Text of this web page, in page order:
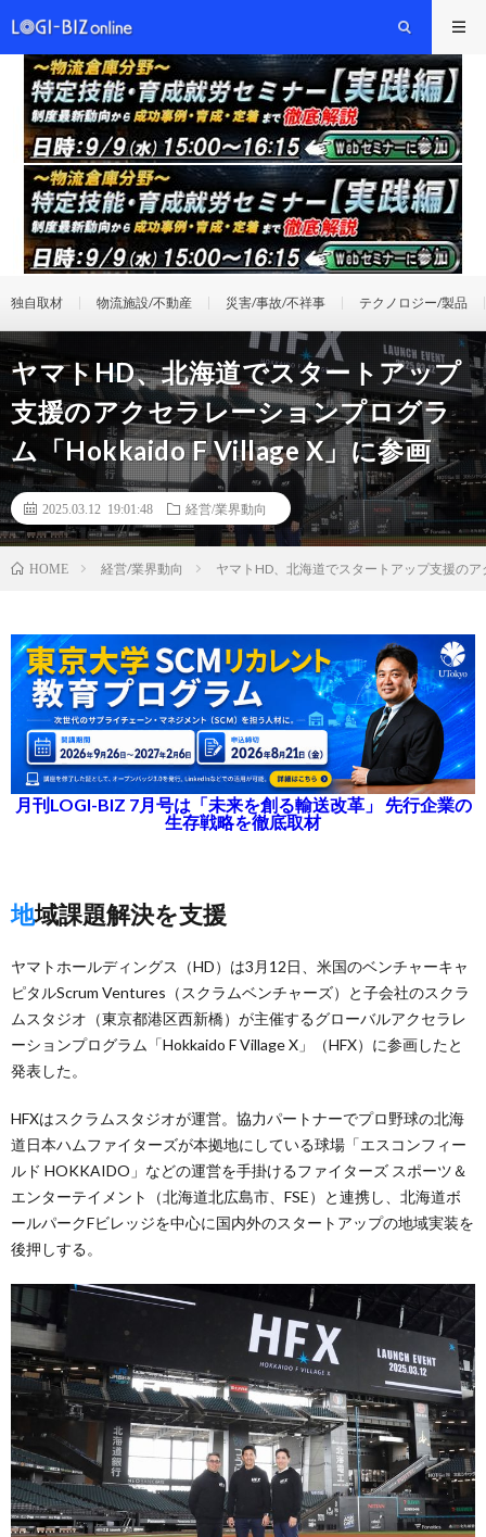
独自取材 物流施設/不動産 災害/事故/不祥事 テクノロジー/製品
ヤマトHD、北海道でスタートアップ
支援のアクセラレーションプログラ
ム「Hokkaido F Village X」に参画
2025.03.12 19:01:48 経営/業界動向
HOME 経営/業界動向 ヤマトHD、北海道でスタートアップ支援の
月刊LOGI-BIZ 7月号は「未来を創る輸送改革」 先行企業の
生存戦略を徹底取材
地域課題解決を支援
ヤマトホールディングス（HD）は3月12日、米国のベンチャーキャ
ピタルScrum Ventures（スクラムベンチャーズ）と子会社のスクラ
ムスタジオ（東京都港区西新橋）が主催するグローバルアクセラレ
ーションプログラム「Hokkaido F Village X」（HFX）に参画したと
発表した。
HFXはスクラムスタジオが運営。協力パートナーでプロ野球の北海
道日本ハムファイターズが本拠地にしている球場「エスコンフィー
ルド HOKKAIDO」などの運営を手掛けるファイターズ スポーツ＆
エンターテイメント（北海道北広島市、FSE）と連携し、北海道ボ
ールパークFビレッジを中心に国内外のスタートアップの地域実装を
後押しする。